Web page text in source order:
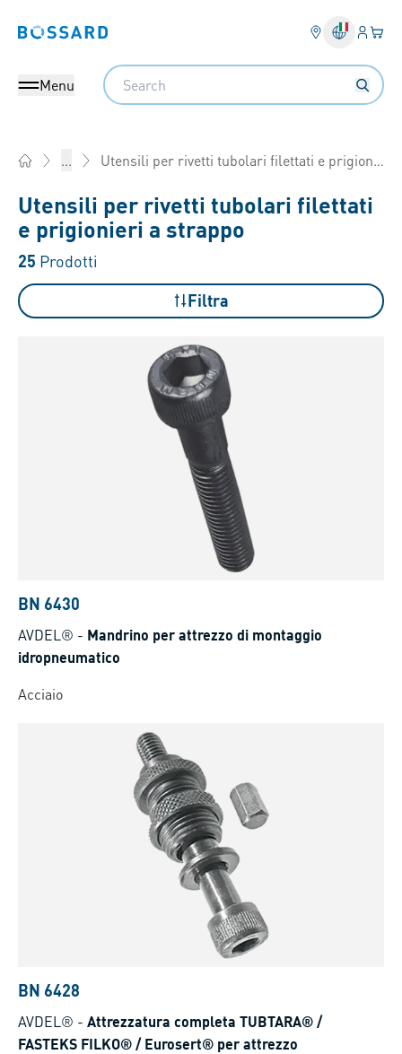
Bossard homepage Login
Il
Menu
Search
... Utensili per rivetti tubolari filettati e prigionieri a strappo
Utensili per rivetti tubolari filettati
e prigionieri a strappo
25 Prodotti
Filtra
BN 6430
AVDEL® - Mandrino per attrezzo di montaggio
idropneumatico
Acciaio
BN 6428
AVDEL® - Attrezzatura completa TUBTARA® /
FASTEKS FILKO® / Eurosert® per attrezzo